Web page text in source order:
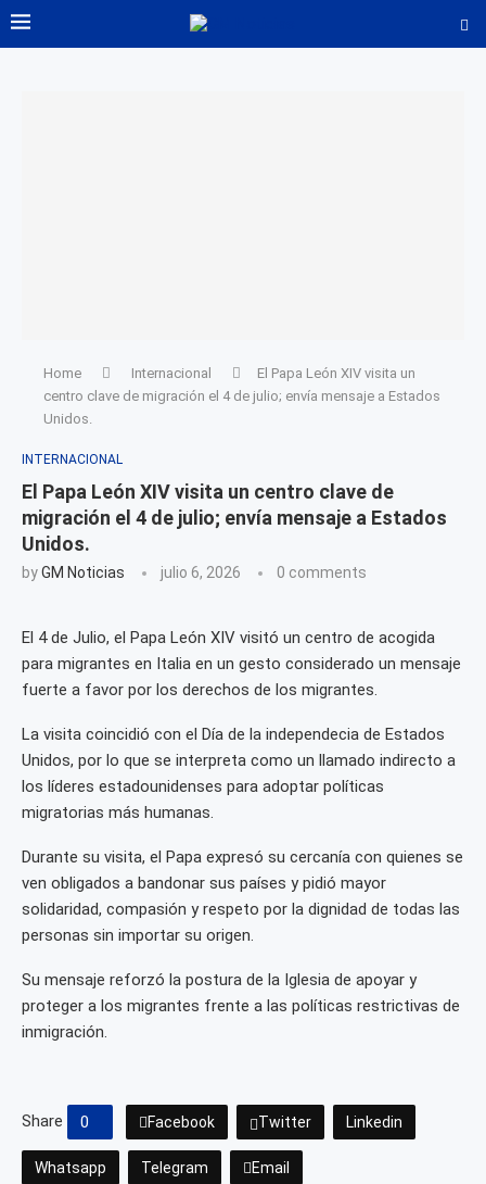
Home Internacional
El Papa León XIV visita un
centro clave de migración el 4 de julio; envía mensaje a Estados
Unidos.
INTERNACIONAL
El Papa León XIV visita un centro clave de
migración el 4 de julio; envía mensaje a Estados
Unidos.
byGM Noticias julio 6, 2026 0 comments
El 4 de Julio, el Papa León XIV visitó un centro de acogida
para migrantes en Italia en un gesto considerado un mensaje
fuerte a favor por los derechos de los migrantes.
La visita coincidió con el Día de la independecia de Estados
Unidos, por lo que se interpreta como un llamado indirecto a
los líderes estadounidenses para adoptar políticas
migratorias más humanas.
Durante su visita, el Papa expresó su cercanía con quienes se
ven obligados a bandonar sus países y pidió mayor
solidaridad, compasión y respeto por la dignidad de todas las
personas sin importar su origen.
Su mensaje reforzó la postura de la Iglesia de apoyar y
proteger a los migrantes frente a las políticas restrictivas de
inmigración.
Share 0 Facebook Twitter Linkedin
Whatsapp Telegram Email